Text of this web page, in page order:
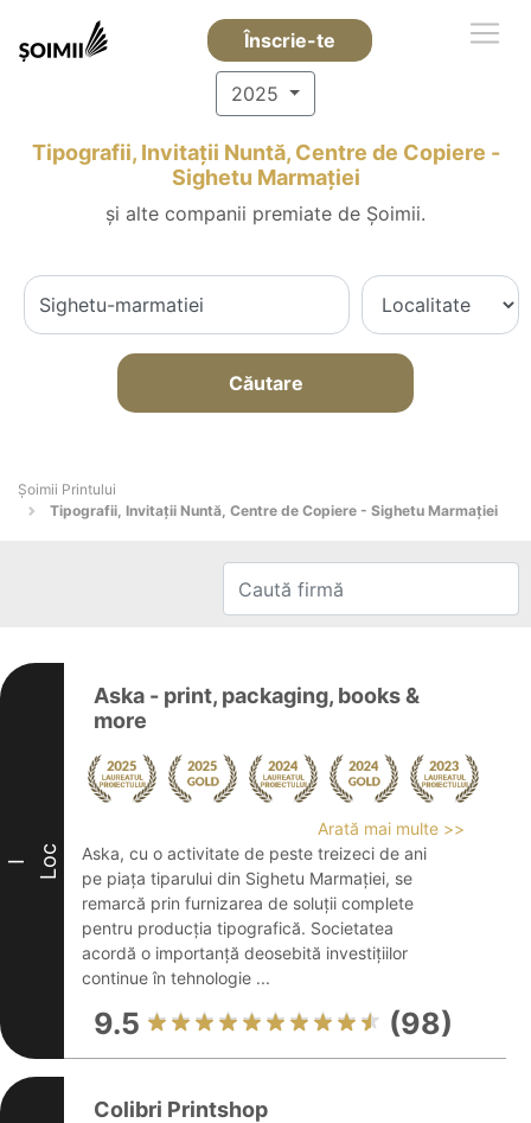
Înscrie-te
2025
Tipografii, Invitații Nuntă, Centre de Copiere -
Sighetu Marmaţiei
și alte companii premiate de Șoimii.
Căutare
Şoimii Printului
Tipografii, Invitații Nuntă, Centre de Copiere - Sighetu Marmaţiei
I Loc
Aska - print, packaging, books &
more
Arată mai multe >>
Aska, cu o activitate de peste treizeci de ani
pe piața tiparului din Sighetu Marmației, se
remarcă prin furnizarea de soluții complete
pentru producția tipografică. Societatea
acordă o importanță deosebită investițiilor
continue în tehnologie ...
9.5 (98)
Colibri Printshop